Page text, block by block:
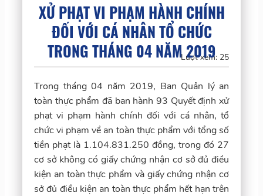
XỬ PHẠT VI PHẠM HÀNH CHÍNH
ĐỐI VỚI CÁ NHÂN TỔ CHỨC
TRONG THÁNG 04 NĂM 2019
Lượt xem: 25
Trong tháng 04 năm 2019, Ban Quản lý an
toàn thực phẩm đã ban hành 93 Quyết định xử
phạt vi phạm hành chính đối với cá nhân, tổ
chức vi phạm về an toàn thực phẩm với tổng số
tiền phạt là 1.104.831.250 đồng, trong đó 27
cơ sở không có giấy chứng nhận cơ sở đủ điều
kiện an toàn thực phẩm và giấy chứng nhận cơ
sở đủ điều kiện an toàn thực phẩm hết hạn trên